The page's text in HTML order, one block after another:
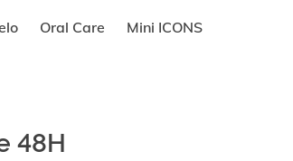
Oral Care Mini ICONS
48H